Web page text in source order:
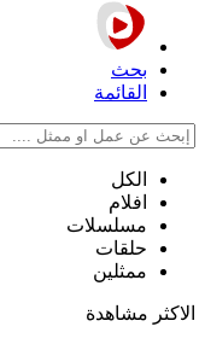
بحث
القائمة
الكل
افلام
مسلسلات
حلقات
ممثلين
الاكثر مشاهدة